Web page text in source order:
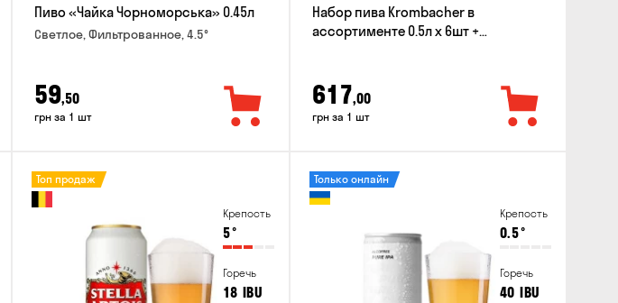
Пиво «Чайка Чорноморська» 0.45л
Светлое, Фильтрованное, 4.5°
59,50
грн за 1 шт
Набор пива Krombacher в
ассортименте 0.5л х 6шт +
617,00
грн за 1 шт
Крепость
5°
Горечь
18 IBU
Топ продаж
Крепость
0.5°
Горечь
40 IBU
Только онлайн